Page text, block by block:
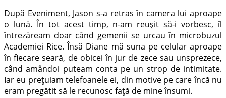
După Eveniment, Jason s-a retras în camera lui aproape
o lună. În tot acest timp, n-am reuşit să-i vorbesc, îl
întrezăream doar când gemenii se urcau în microbuzul
Academiei Rice. Însă Diane mă suna pe celular aproape
în fiecare seară, de obicei în jur de zece sau unsprezece,
când amândoi puteam conta pe un strop de intimitate.
Iar eu preţuiam telefoanele ei, din motive pe care încă nu
eram pregătit să le recunosc faţă de mine însumi.